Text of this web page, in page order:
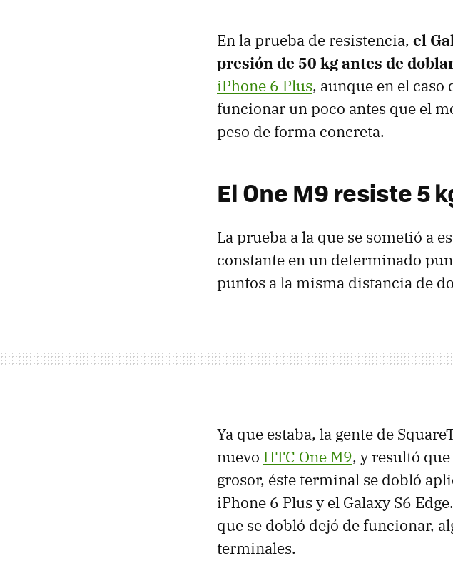
En la prueba de resistencia, el
presión de 50 kg antes de
iPhone 6 Plus, aunque en el
funcionar un poco antes que el
peso de forma concreta.
El One M9 resiste 5
La prueba a la que se sometió a
constante en un determinado
puntos a la misma distancia de
Ya que estaba, la gente de
nuevo HTC One M9, y resultó
grosor, éste terminal se dobló
iPhone 6 Plus y el Galaxy S6
que se dobló dejó de funcionar,
terminales.